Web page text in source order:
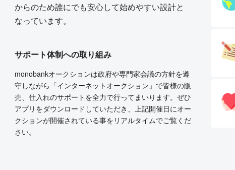
からのため誰にでも安心して始めやすい設計と
なっています。
サポート体制への取り組み
monobankオークションは政府や専門家会議の方針を遵
守しながら「インターネットオークション」で皆様の販
売、仕入れのサポートを全力で行ってまいります。ぜひ
アプリをダウンロードしていただき、上記開催日にオー
クションが開催されている事をリアルタイムでご覧くだ
さい。